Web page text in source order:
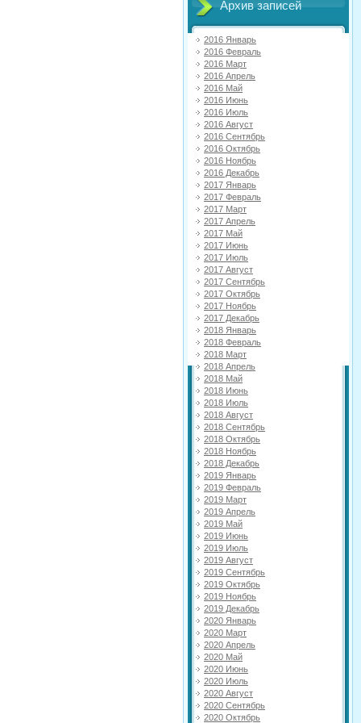
Архив записей
2016 Январь
2016 Февраль
2016 Март
2016 Апрель
2016 Май
2016 Июнь
2016 Июль
2016 Август
2016 Сентябрь
2016 Октябрь
2016 Ноябрь
2016 Декабрь
2017 Январь
2017 Февраль
2017 Март
2017 Апрель
2017 Май
2017 Июнь
2017 Июль
2017 Август
2017 Сентябрь
2017 Октябрь
2017 Ноябрь
2017 Декабрь
2018 Январь
2018 Февраль
2018 Март
2018 Апрель
2018 Май
2018 Июнь
2018 Июль
2018 Август
2018 Сентябрь
2018 Октябрь
2018 Ноябрь
2018 Декабрь
2019 Январь
2019 Февраль
2019 Март
2019 Апрель
2019 Май
2019 Июнь
2019 Июль
2019 Август
2019 Сентябрь
2019 Октябрь
2019 Ноябрь
2019 Декабрь
2020 Январь
2020 Март
2020 Апрель
2020 Май
2020 Июнь
2020 Июль
2020 Август
2020 Сентябрь
2020 Октябрь